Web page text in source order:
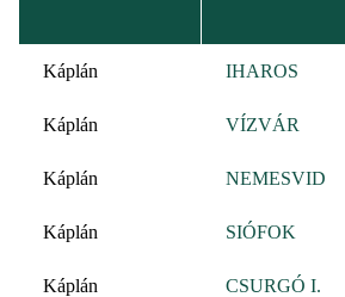
Káplán IHAROS
Káplán VÍZVÁR
Káplán NEMESVID
Káplán SIÓFOK
Káplán CSURGÓ I.